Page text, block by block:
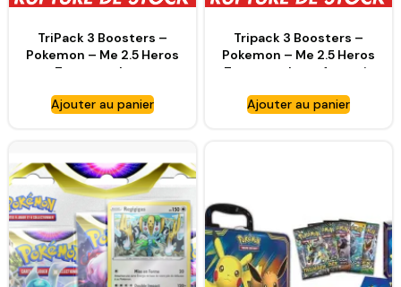
TriPack 3 Boosters –
Pokemon – Me 2.5 Heros
Transcendants
Ajouter au panier
Tripack 3 Boosters –
Pokemon – Me 2.5 Heros
Transcendants français
Ajouter au panier